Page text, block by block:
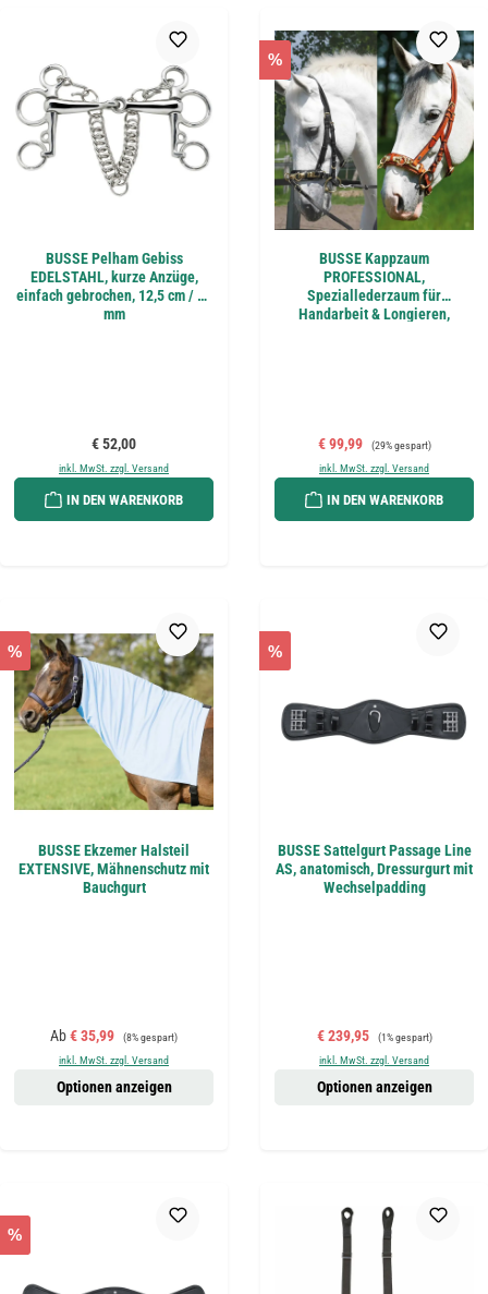
BUSSE Pelham Gebiss
EDELSTAHL, kurze Anzüge,
einfach gebrochen, 12,5 cm / 17
mm
Regulärer Preis:
€ 52,00
inkl. MwSt. zzgl. Versand
IN DEN WARENKORB
%
BUSSE Kappzaum
PROFESSIONAL,
Speziallederzaum für
Handarbeit & Longieren,
Verkaufspreis:
€ 99,99 Regulärer Preis:
(29% gespart)
inkl. MwSt. zzgl. Versand
IN DEN WARENKORB
%
BUSSE Ekzemer Halsteil
EXTENSIVE, Mähnenschutz mit
Bauchgurt
Verkaufspreis:
Ab€ 35,99 Regulärer Preis:
(8% gespart)
inkl. MwSt. zzgl. Versand
Optionen anzeigen
%
BUSSE Sattelgurt Passage Line
AS, anatomisch, Dressurgurt mit
Wechselpadding
Verkaufspreis:
€ 239,95 Regulärer Preis:
(1% gespart)
inkl. MwSt. zzgl. Versand
Optionen anzeigen
%